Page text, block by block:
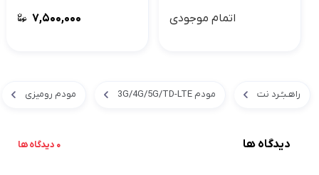
اتمام موجودی ۷,۵۰۰,۰۰۰
راهـبـُـرد نت مودم 3G/4G/5G/TD-LTE مودم رومیزی
دیدگاه ها 0 دیدگاه ها